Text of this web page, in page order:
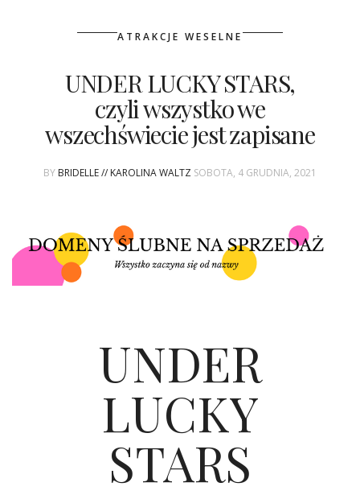
KONKURSY
KSIĄŻKI BRIDELLE
POLECANE FIRMY
{HOT SEXY BEST}
BRI GROUP
ATRAKCJE WESELNE
UNDER LUCKY STARS,
czyli wszystko we
wszechświecie jest zapisane
BY BRIDELLE // KAROLINA WALTZ SOBOTA, 4 GRUDNIA, 2021
UNDER
LUCKY
STARS